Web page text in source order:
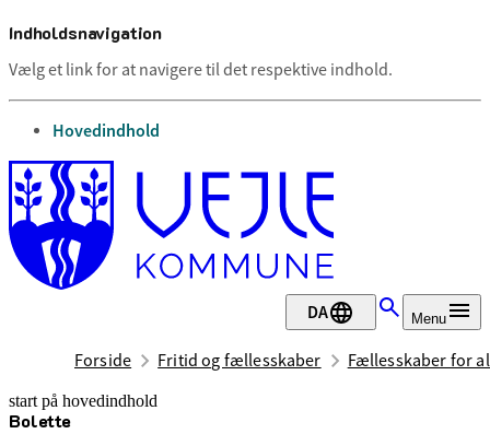
Indholdsnavigation
Vælg et link for at navigere til det respektive indhold.
gå til
Hovedindhold
DA Menu
Forside Fritid og fællesskaber Fællesskaber for
start på hovedindhold
Bolette
senest opdateret 25. juni 2026